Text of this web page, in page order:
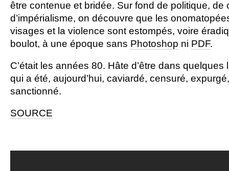
être contenue et bridée. Sur fond de politique, de
d’impérialisme, on découvre que les
visages et la violence sont estompés, voire
boulot, à une époque sans Photoshop ni PDF.
C’était les années 80. Hâte d’être dans
qui a été, aujourd’hui, caviardé, censuré,
sanctionné.
SOURCE